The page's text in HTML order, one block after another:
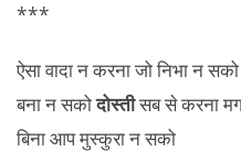
***
ऐसा वादा न करना जो निभा न
बना न सकोदोस्तीसब से करना
बिना आप मुस्कुरा न सको